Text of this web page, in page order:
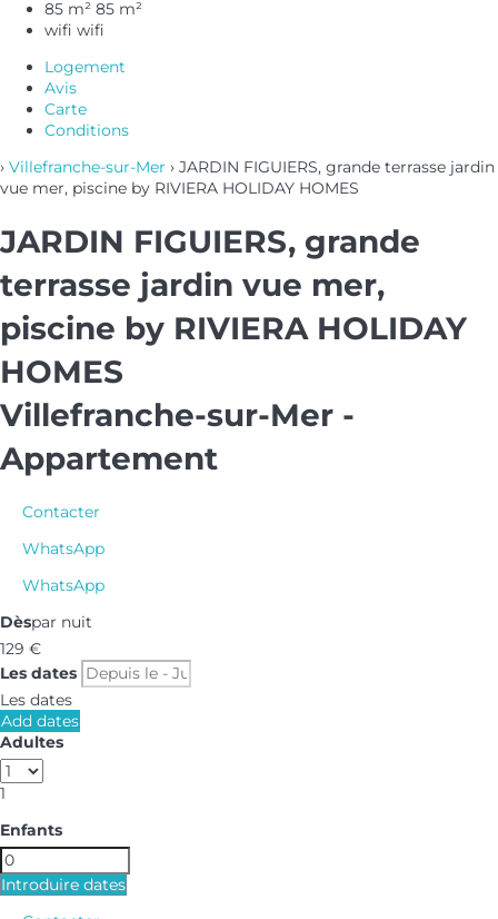
85 m² 85 m²
wifi wifi
Logement
Avis
Carte
Conditions
› Villefranche-sur-Mer › JARDIN FIGUIERS, grande terrasse jardin
vue mer, piscine by RIVIERA HOLIDAY HOMES
JARDIN FIGUIERS, grande
terrasse jardin vue mer,
piscine by RIVIERA HOLIDAY
HOMES
Villefranche-sur-Mer -
Appartement
Contacter
WhatsApp
WhatsApp
Dèspar nuit
129 €
Les dates
Les dates
Add dates
Adultes
1
Enfants
Introduire dates